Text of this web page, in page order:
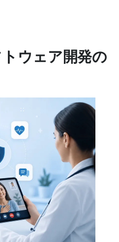
ウェア開発の